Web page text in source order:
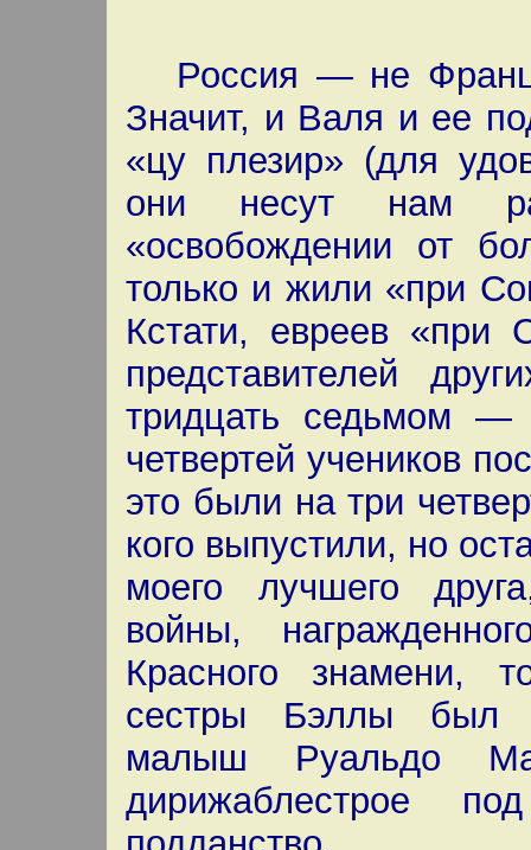
Россия — не
Значит, и Валя и ее
«цу плезир» (для
они несут нам
«освобождении от
только и жили «при
Кстати, евреев «при
представителей
тридцать седьмом
четвертей учеников
это были на три
кого выпустили, но
моего лучшего
войны,
Красного знамени,
сестры Бэллы был
малыш Руальдо
дирижаблестрое